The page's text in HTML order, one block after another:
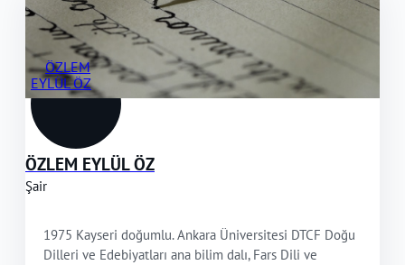
ÖZLEM EYLÜL ÖZ
Şair
1975 Kayseri doğumlu. Ankara Üniversitesi DTCF Doğu
Dilleri ve Edebiyatları ana bilim dalı, Fars Dili ve